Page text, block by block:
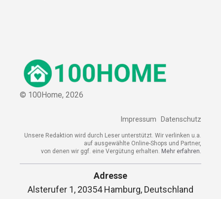
© 100Home, 2026
Impressum Datenschutz
Unsere Redaktion wird durch Leser unterstützt. Wir verlinken u.a.
auf ausgewählte Online-Shops und Partner,
von denen wir ggf. eine Vergütung erhalten. Mehr erfahren.
Adresse
Alsterufer 1, 20354 Hamburg, Deutschland